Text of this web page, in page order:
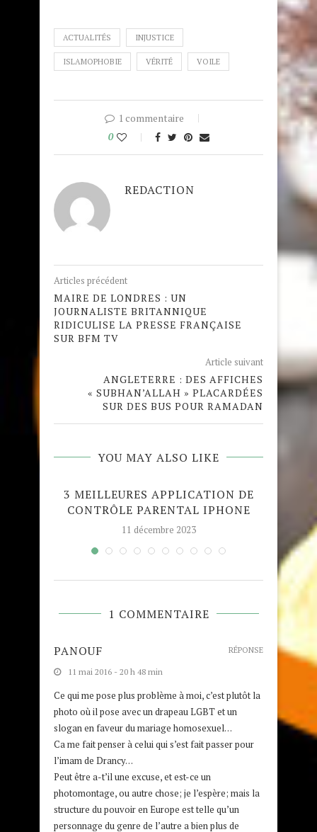
ACTUALITÉS INJUSTICE
ISLAMOPHOBIE VÉRITÉ VOILE
1 commentaire
0
REDACTION
Articles précédent
MAIRE DE LONDRES : UN
JOURNALISTE BRITANNIQUE
RIDICULISE LA PRESSE FRANÇAISE
SUR BFM TV
Article suivant
ANGLETERRE : DES AFFICHES
« SUBHAN’ALLAH » PLACARDÉES
SUR DES BUS POUR RAMADAN
YOU MAY ALSO LIKE
3 MEILLEURES APPLICATION DE
CONTRÔLE PARENTAL IPHONE
11 décembre 2023
1 COMMENTAIRE
PANOUF
11 mai 2016 - 20 h 48 min
Ce qui me pose plus problème à moi, c’est plutôt la
photo où il pose avec un drapeau LGBT et un
slogan en faveur du mariage homosexuel…
Ca me fait penser à celui qui s’est fait passer pour
l’imam de Drancy…
Peut être a-t’il une excuse, et est-ce un
photomontage, ou autre chose; je l’espère; mais la
structure du pouvoir en Europe est telle qu’un
personnage du genre de l’autre a bien plus de
RÉPONSE